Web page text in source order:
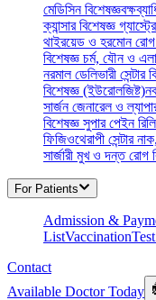
মেডিসিন বিশেষজ্ঞ
ক্যান্সার বিশেষজ্ঞ
থাইরয়েড ও হরমোন রোগ
বিশেষজ্ঞচর্ম, যৌন ও
নরমাল ডেলিভারী সেন্টার
বিশেষজ্ঞ (ইউরোলজিষ্ট)
সার্জনজেনারেল ও
বিশেষজ্ঞসুপার পেইন
ফিজিওথেরাপী সেন্টার
সার্জারী মুখ ও দন্ত রোগ
For Patients
Admission &
ListVaccination
Contact
Available Doctor Today